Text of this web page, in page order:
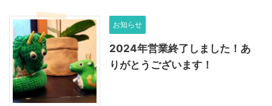
お知らせ
2024年営業終了しました！あ
りがとうございます！